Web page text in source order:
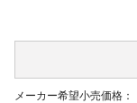
メーカー希望小売価格：